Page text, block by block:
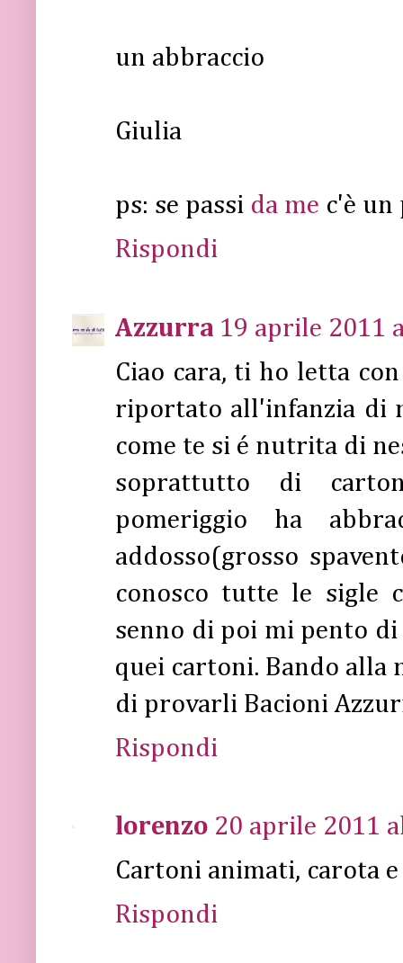
un abbraccio
Giulia
ps: se passi da me c'è un
Rispondi
Azzurra 19 aprile 2011
Ciao cara, ti ho letta
riportato all'infanzia di
come te si é nutrita di
soprattutto di
pomeriggio ha
addosso(grosso
conosco tutte le sigle
senno di poi mi pento
quei cartoni. Bando
di provarli Bacioni
Rispondi
lorenzo 20 aprile 2011
Cartoni animati, carota
Rispondi